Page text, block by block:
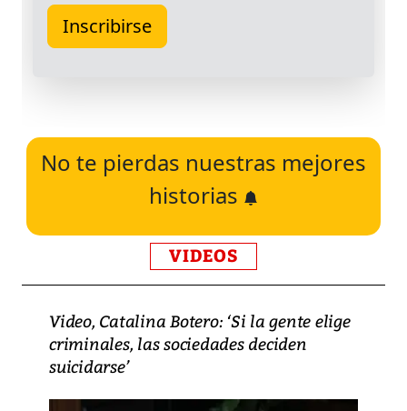
No te pierdas nuestras mejores
historias
VIDEOS
Video, Catalina Botero: ‘Si la gente elige
criminales, las sociedades deciden
suicidarse’